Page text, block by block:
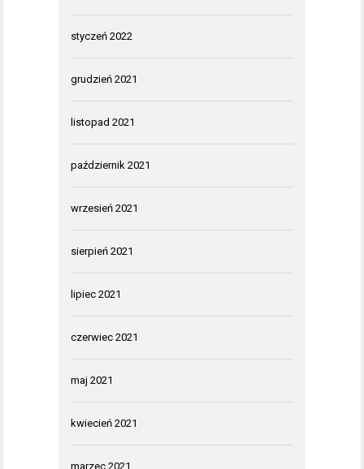
styczeń 2022
grudzień 2021
listopad 2021
październik 2021
wrzesień 2021
sierpień 2021
lipiec 2021
czerwiec 2021
maj 2021
kwiecień 2021
marzec 2021